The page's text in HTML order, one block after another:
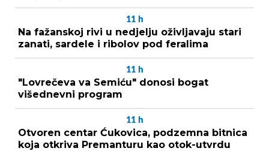
11 h
Na fažanskoj rivi u nedjelju oživljavaju stari
zanati, sardele i ribolov pod feralima
11 h
"Lovrečeva va Semiću" donosi bogat
višednevni program
11 h
Otvoren centar Ćukovica, podzemna bitnica
koja otkriva Premanturu kao otok-utvrdu